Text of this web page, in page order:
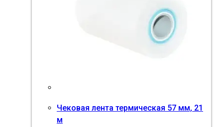
Чековая лента термическая 57 мм, 21
м